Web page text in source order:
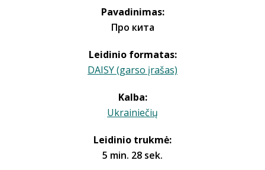
Pavadinimas:
Про кита
Leidinio formatas:
DAISY (garso įrašas)
Kalba:
Ukrainiečių
Leidinio trukmė:
5 min. 28 sek.